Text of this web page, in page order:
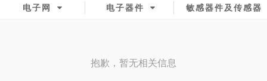
电子网 电子器件 敏感器件及传感器
抱歉，暂无相关信息